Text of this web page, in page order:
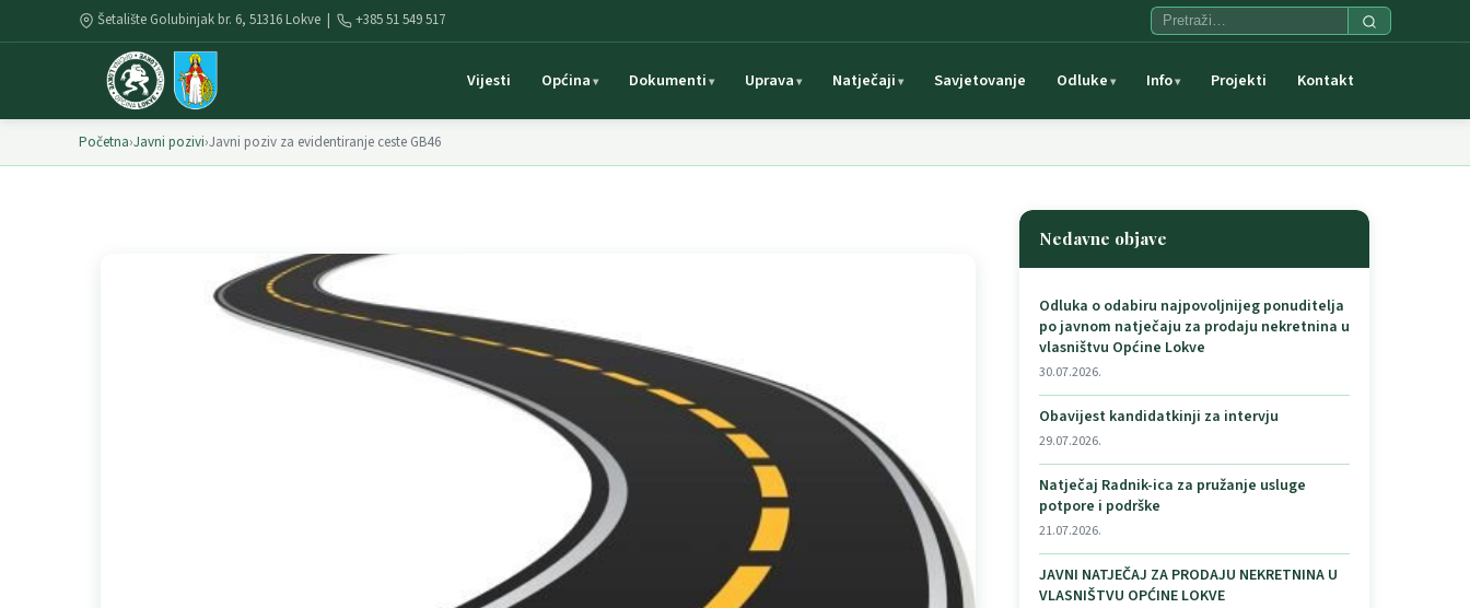
Šetalište Golubinjak br. 6, 51316 Lokve | +385 51 549 517
Vijesti Općina Dokumenti Uprava Natječaji Savjetovanje Odluke Info Projekti Kontakt
Početna›Javni pozivi›Javni poziv za evidentiranje ceste GB46
Nedavne objave
Odluka o odabiru najpovoljnijeg ponuditelja
po javnom natječaju za prodaju nekretnina u
vlasništvu Općine Lokve
30.07.2026.
Obavijest kandidatkinji za intervju
29.07.2026.
Natječaj Radnik-ica za pružanje usluge
potpore i podrške
21.07.2026.
JAVNI NATJEČAJ ZA PRODAJU NEKRETNINA U
VLASNIŠTVU OPĆINE LOKVE